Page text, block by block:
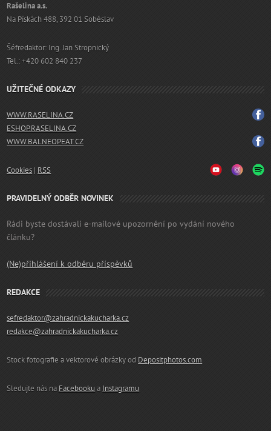
Rašelina a.s.
Na Pískách 488, 392 01 Soběslav
Šéfredaktor: Ing. Jan Stropnický
Tel.: +420 602 840 237
UŽITEČNÉ ODKAZY
WWW.RASELINA.CZ
ESHOP.RASELINA.CZ
WWW.BALNEOPEAT.CZ
Cookies | RSS
PRAVIDELNÝ ODBĚR NOVINEK
Rádi byste dostávali e-mailové upozornění po vydání nového
článku?
(Ne)přihlášení k odběru příspěvků
REDAKCE
sefredaktor@zahradnickakucharka.cz
redakce@zahradnickakucharka.cz
Stock fotografie a vektorové obrázky od Depositphotos.com
Sledujte nás na Facebooku a Instagramu